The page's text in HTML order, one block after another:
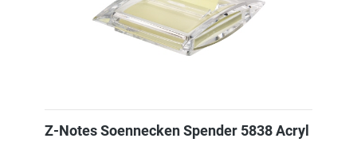
Z-Notes Soennecken Spender 5838 Acryl